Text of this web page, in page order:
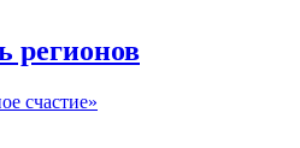
регионов
счастие»